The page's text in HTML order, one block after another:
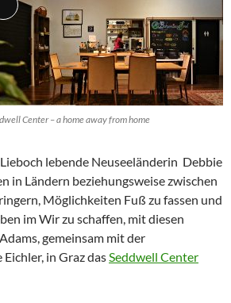
Lange
Beschreibung
Center – a home away from home
lebende Neuseeländerin Debbie
in Ländern beziehungsweise zwischen
Möglichkeiten Fuß zu fassen und
im Wir zu schaffen, mit diesen
gemeinsam mit der
in Graz das Seddwell Center